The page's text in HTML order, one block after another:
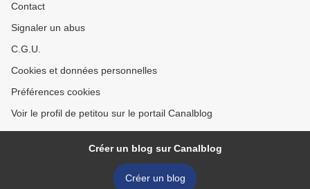
Contact
Signaler un abus
C.G.U.
Cookies et données personnelles
Préférences cookies
Voir le profil de petitou sur le portail Canalblog
Créer un blog sur Canalblog
Créer un blog